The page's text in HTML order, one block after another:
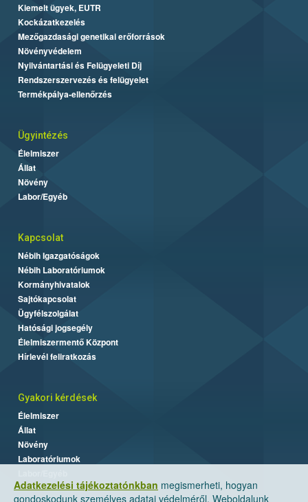
Adatkezelési tájékoztatónkban megismerheti, hogyan
gondoskodunk személyes adatai védelméről. Weboldalunk
Kiemelt ügyek, EUTR
Kockázatkezelés
Mezőgazdasági genetikai erőforrások
Növényvédelem
Nyilvántartási és Felügyeleti Díj
Rendszerszervezés és felügyelet
Termékpálya-ellenőrzés
Ügyintézés
Élelmiszer
Állat
Növény
Labor/Egyéb
Kapcsolat
Nébih Igazgatóságok
Nébih Laboratóriumok
Kormányhivatalok
Sajtókapcsolat
Ügyfélszolgálat
Hatósági jogsegély
Élelmiszermentő Központ
Hírlevél feliratkozás
Gyakori kérdések
Élelmiszer
Állat
Növény
Laboratóriumok